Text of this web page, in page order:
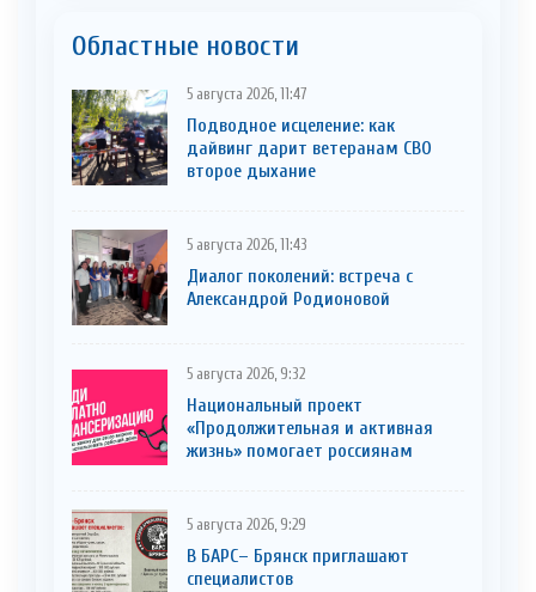
Областные новости
5 августа 2026, 11:47
Подводное исцеление: как
дайвинг дарит ветеранам СВО
второе дыхание
5 августа 2026, 11:43
Диалог поколений: встреча с
Александрой Родионовой
5 августа 2026, 9:32
Национальный проект
«Продолжительная и активная
жизнь» помогает россиянам
5 августа 2026, 9:29
В БАРС– Брянcк приглaшают
cпециaлистoв